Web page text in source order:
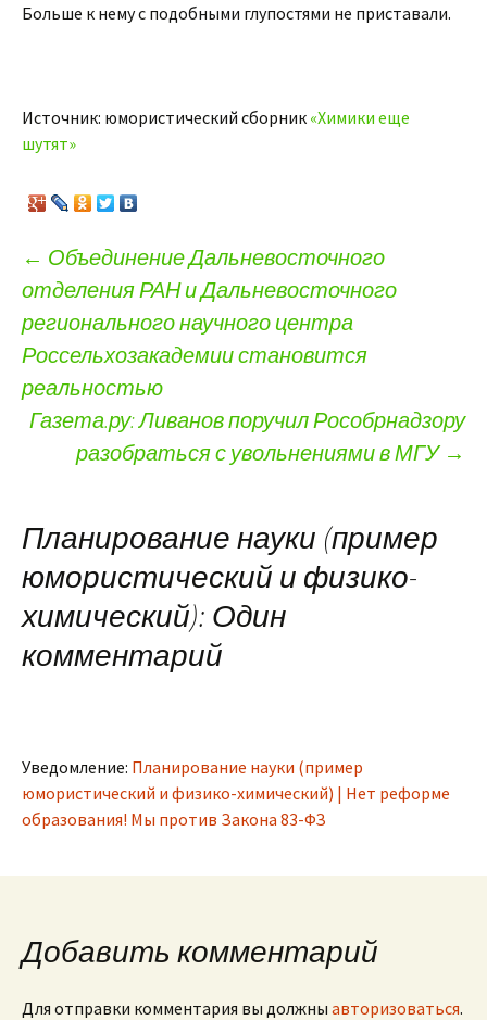
Больше к нему с подобными глупостями не приставали.
Источник: юмористический сборник «Химики еще
шутят»
Навигация по записям
← Объединение Дальневосточного
отделения РАН и Дальневосточного
регионального научного центра
Россельхозакадемии становится
реальностью
Газета.ру: Ливанов поручил Рособрнадзору
разобраться с увольнениями в МГУ →
Планирование науки (пример
юмористический и физико-
химический): Один
комментарий
Уведомление: Планирование науки (пример
юмористический и физико-химический) | Нет реформе
образования! Мы против Закона 83-ФЗ
Добавить комментарий
Для отправки комментария вы должны авторизоваться.